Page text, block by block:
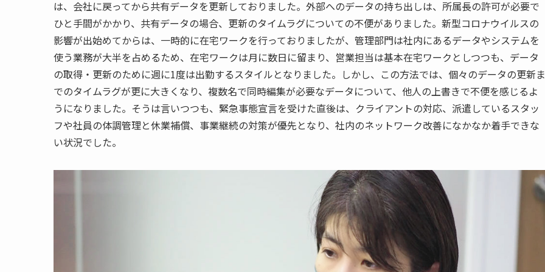
は、会社に戻ってから共有データを更新しておりました。外部へのデータの持ち出しは、所属長の許可が必要で
ひと手間がかかり、共有データの場合、更新のタイムラグについての不便がありました。新型コロナウイルスの
影響が出始めてからは、一時的に在宅ワークを行っておりましたが、管理部門は社内にあるデータやシステムを
使う業務が大半を占めるため、在宅ワークは月に数日に留まり、営業担当は基本在宅ワークとしつつも、データ
の取得・更新のために週に1度は出勤するスタイルとなりました。しかし、この方法では、個々のデータの更新ま
でのタイムラグが更に大きくなり、複数名で同時編集が必要なデータについて、他人の上書きで不便を感じるよ
うになりました。そうは言いつつも、緊急事態宣言を受けた直後は、クライアントの対応、派遣しているスタッ
フや社員の体調管理と休業補償、事業継続の対策が優先となり、社内のネットワーク改善になかなか着手できな
い状況でした。